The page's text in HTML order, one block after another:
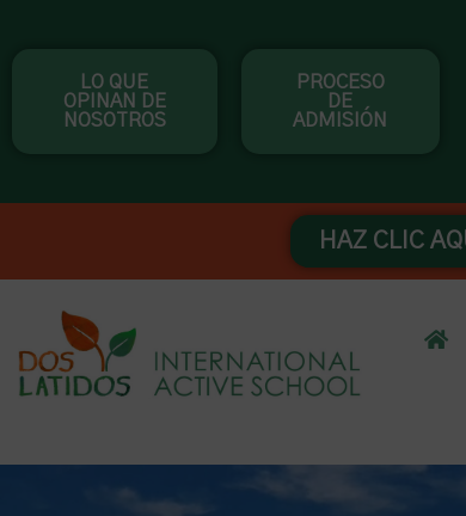
contenidoLO QUE
OPINAN DE
NOSOTROS
PROCESO
DE
ADMISIÓN
HAZ CLIC